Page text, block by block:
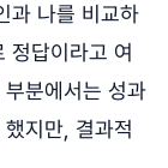
과 나를 비교하
정답이라고 여
분에서는 성과
지만, 결과적